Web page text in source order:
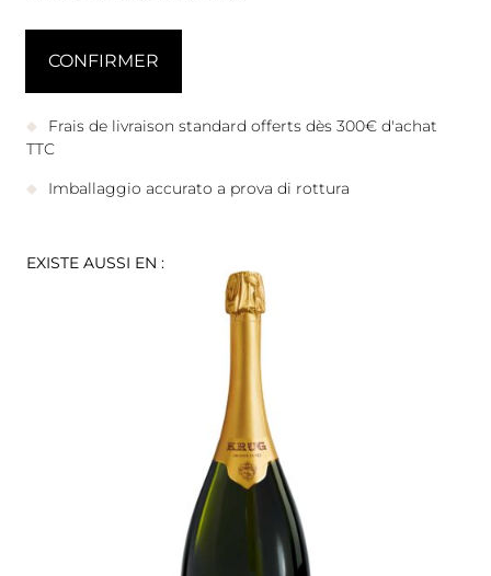
Frais de livraison standard offerts dès 300€ d'achat
TTC
Imballaggio accurato a prova di rottura
EXISTE AUSSI EN :